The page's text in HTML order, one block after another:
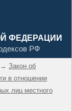
ФЕДЕРАЦИИ
РФ
→ Закон об
в отношении
лиц местного